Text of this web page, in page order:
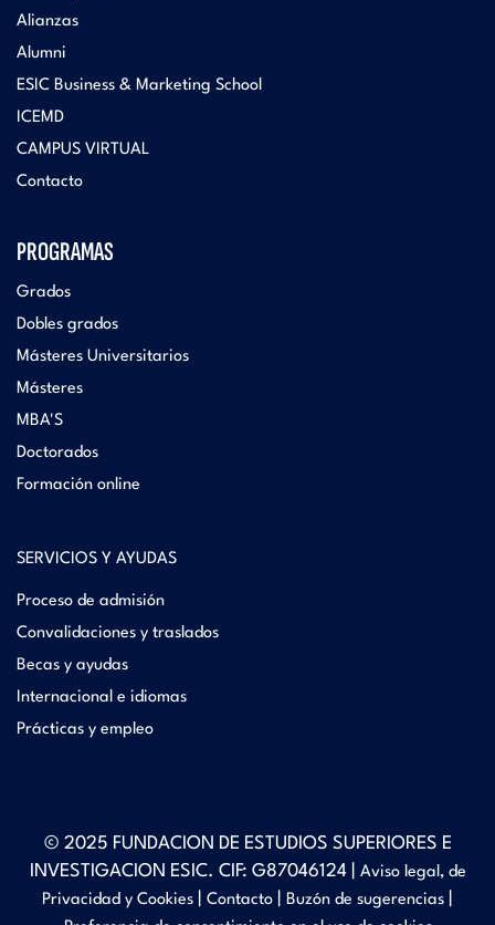
Alianzas
Alumni
ESIC Business & Marketing School
ICEMD
CAMPUS VIRTUAL
Contacto
PROGRAMAS
Grados
Dobles grados
Másteres Universitarios
Másteres
MBA'S
Doctorados
Formación online
SERVICIOS Y AYUDAS
Proceso de admisión
Convalidaciones y traslados
Becas y ayudas
Internacional e idiomas
Prácticas y empleo
© 2025 FUNDACION DE ESTUDIOS SUPERIORES E
INVESTIGACION ESIC. CIF: G87046124 | Aviso legal, de
Privacidad y Cookies
Contacto Buzón de sugerencias